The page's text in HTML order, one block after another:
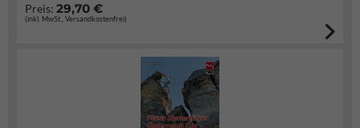
Preis: 29,70 €
(inkl. MwSt., Versandkostenfrei)